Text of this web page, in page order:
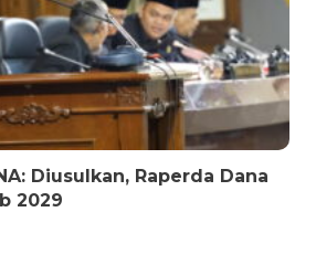
Diusulkan, Raperda Dana
2029